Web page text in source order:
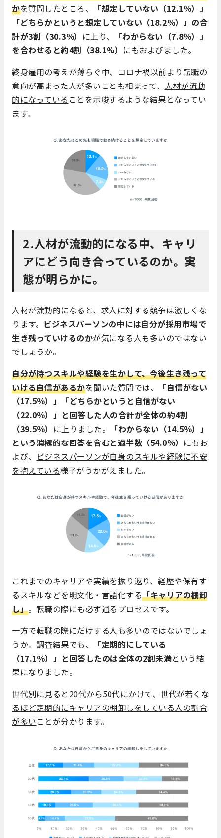
かを質問したところ、
「想定していない（12.1％）」
「どちらかというと想定していない（18.2％）」の合
計が3割（30.3％） に上り、
「わからない（7.8％）」
を合わせると約4割（38.1%） にもおよびました。
終身雇用の考えが薄らぐ中、コロナ禍以前より転職の
意向が高まった人が多いことも相まって、 人材が流動
的になっている ことを示唆するような結果となってい
ます。
2.人材が流動的になる中、キャリ
アにどう向き合っているのか。実
態が明らかに。
人材が流動的になると、求人に対する競争は激しくな
ります。 ビジネスパーソンの中には自分が採用市場で
生き残っていけるのかが気になる人も多いのではない
でしょうか。
自分が持つスキルや経験を生かして、今後生き残って
いける自信があるかを聞いた質問では、
「自信がない
（17.5％）」「どちらかというと自信がない
（22.0％）」と回答した人の合計が全体の約4割
（39.5％） に上りました。
「わからない（14.5％）」
という消極的な回答を含むと過半数（54.0％） にもお
よび、
ビジネスパーソンが自身のスキルや経験に不安
を抱えている様子がうかがえました。
これまでのキャリアや実績を振り返り、経歴や保有す
るスキルなどを明文化・言語化する「キャリアの棚卸
し」。転職の際にも必ず通るプロセスです。
一方で転職の際にだけする人も多いのではないでしょ
うか。調査結果でも、
「定期的にしている
（17.1％）」と回答したのは全体の2割未満という結
果になりました。
世代別に見ると 20代から50代にかけて、世代が若くな
るほど定期的にキャリアの棚卸しをしている人の割合
が多い ことが分かります。